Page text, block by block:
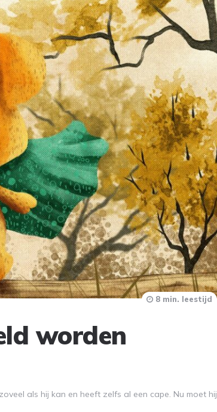
worden
8 min. leestijd
als hij kan en heeft zelfs al een cape. Nu moet hij